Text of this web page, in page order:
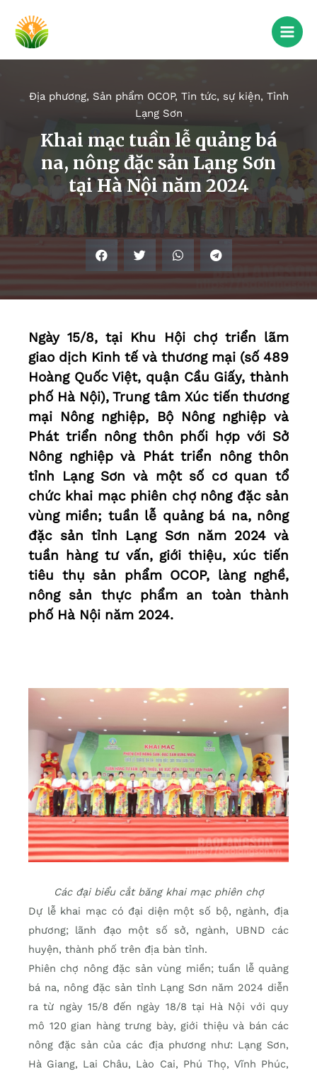
Địa phương, Sản phẩm OCOP, Tin tức, sự kiện, Tỉnh
Lạng Sơn
Khai mạc tuần lễ quảng bá
na, nông đặc sản Lạng Sơn
tại Hà Nội năm 2024
Ngày 15/8, tại Khu Hội chợ triển lãm
giao dịch Kinh tế và thương mại (số 489
Hoàng Quốc Việt, quận Cầu Giấy, thành
phố Hà Nội), Trung tâm Xúc tiến thương
mại Nông nghiệp, Bộ Nông nghiệp và
Phát triển nông thôn phối hợp với Sở
Nông nghiệp và Phát triển nông thôn
tỉnh Lạng Sơn và một số cơ quan tổ
chức khai mạc phiên chợ nông đặc sản
vùng miền; tuần lễ quảng bá na, nông
đặc sản tỉnh Lạng Sơn năm 2024 và
tuần hàng tư vấn, giới thiệu, xúc tiến
tiêu thụ sản phẩm OCOP, làng nghề,
nông sản thực phẩm an toàn thành
phố Hà Nội năm 2024.
Các đại biểu cắt băng khai mạc phiên chợ
Dự lễ khai mạc có đại diện một số bộ, ngành, địa
phương; lãnh đạo một số sở, ngành, UBND các
huyện, thành phố trên địa bàn tỉnh.
Phiên chợ nông đặc sản vùng miền; tuần lễ quảng
bá na, nông đặc sản tỉnh Lạng Sơn năm 2024 diễn
ra từ ngày 15/8 đến ngày 18/8 tại Hà Nội với quy
mô 120 gian hàng trưng bày, giới thiệu và bán các
nông đặc sản của các địa phương như: Lạng Sơn,
Hà Giang, Lai Châu, Lào Cai, Phú Thọ, Vĩnh Phúc,